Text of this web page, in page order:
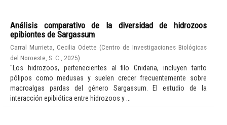
Análisis comparativo de la diversidad de hidrozoos
epibiontes de Sargassum
Carral Murrieta, Cecilia Odette (Centro de Investigaciones Biológicas
del Noroeste, S. C.
2025)
"Los hidrozoos, pertenecientes al filo Cnidaria, incluyen tanto
pólipos como medusas y suelen crecer frecuentemente sobre
macroalgas pardas del género Sargassum. El estudio de la
interacción epibiótica entre hidrozoos y ...